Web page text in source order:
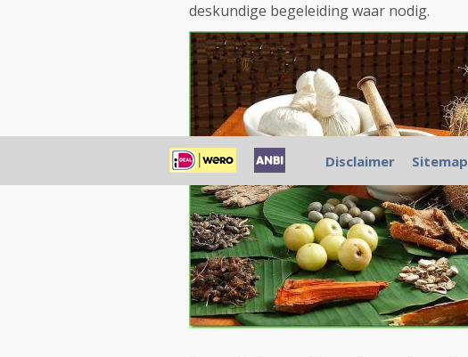
deskundige begeleiding waar nodig.
Disclaimer Sitemap